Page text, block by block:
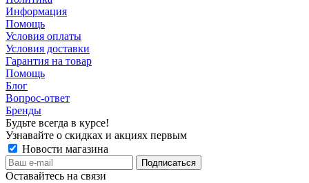
Информация
Помощь
Условия оплаты
Условия доставки
Гарантия на товар
Помощь
Блог
Вопрос-ответ
Бренды
Будьте всегда в курсе!
Узнавайте о скидках и акциях первым
Новости магазина
Оставайтесь на связи